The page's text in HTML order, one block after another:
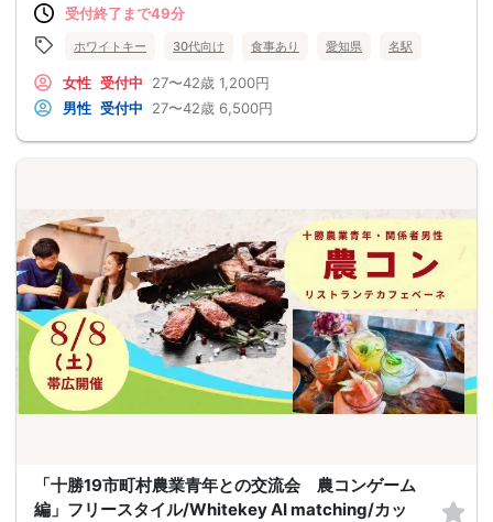
受付終了まで49分
ホワイトキー 30代向け 食事あり 愛知県 名駅
女性 受付中 27〜42歳 1,200円
男性 受付中 27〜42歳 6,500円
「十勝19市町村農業青年との交流会 農コンゲーム
編」フリースタイル/Whitekey AI matching/カッ